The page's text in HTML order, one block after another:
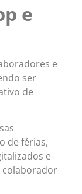
e
e
ser
de
de férias,
e
colaborador